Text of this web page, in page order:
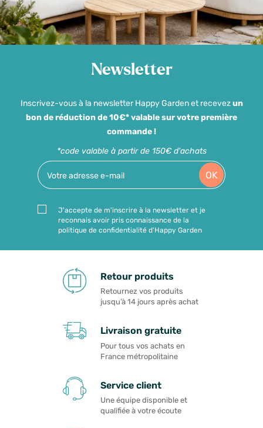
Newsletter
Inscrivez-vous à la newsletter Happy Garden et recevezun
bon de réduction de 10€* valable sur votre première
commande !
*code valable à partir de 150€ d'achats
OK
J'accepte de m'inscrire à la newsletter et je
reconnais avoir pris connaissance de la
politique de confidentialité d'Happy Garden
Retour produits
Retournez vos produits
jusqu’à 14 jours après achat
Livraison gratuite
Pour tous vos achats en
France métropolitaine
Service client
Une équipe disponible et
qualifiée à votre écoute